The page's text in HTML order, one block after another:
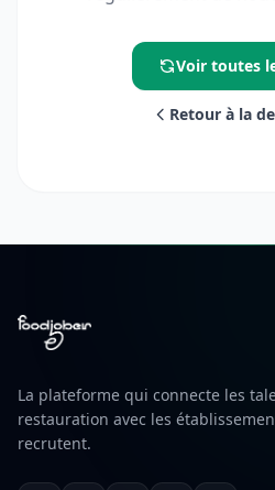
Voir toutes
Retour à la
La plateforme qui connecte les
restauration avec les
recrutent.